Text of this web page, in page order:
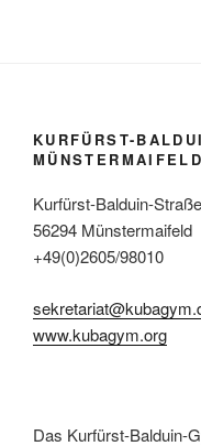
KURFÜRST-
MÜNSTERMAIFELD
Kurfürst-Balduin-
56294 Münstermaifeld
+49(0)2605/98010
www.kubagym.org
Das Kurfürst-Balduin-